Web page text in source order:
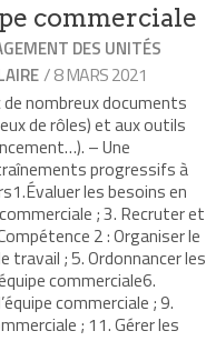
commerciale
DES UNITÉS
/ 8 MARS 2021
nombreux documents
de rôles) et aux outils
– Une
progressifs à
les besoins en
; 3. Recruter et
2 : Organiser le
travail ; 5. Ordonnancer les
commerciale6.
commerciale ; 9.
; 11. Gérer les